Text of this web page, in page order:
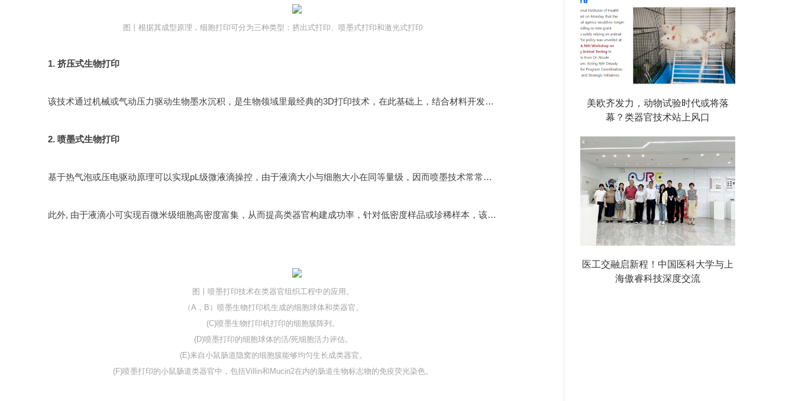
图丨根据其成型原理，细胞打印可分为三种类型：挤出式打印、喷墨式打印和激光式打印
1. 挤压式生物打印
该技术通过机械或气动压力驱动生物墨水沉积，是生物领域里最经典的3D打印技术，在此基础上，结合材料开发有产生了光固化打印、体式打印等等3D打印技术。其优势在于材料兼容性，比如利用不同材料打印管状组织如血管结构等，或以骨类器官为代表的强调刚性应力的器官体外再造；其局限性也非常明显，例如空间分辨率较低（约 100-500μm），比较适合构建较大的模型；蓝光固化过程中产生细胞活性损失（氧自由基等）或高粘度材料导致的高剪切力影响细胞活性等。除构建骨类器官以外，还曾报道利用该方法构建肝、肾脏、脑类器官等。
2. 喷墨式生物打印
基于热气泡或压电驱动原理可以实现pL级微液滴操控，由于液滴大小与细胞大小在同等量级，因而喷墨技术常常被认为可以实现单细胞级高通量操控，常用于单细胞分选或单克隆培养；如果使用喷墨技术构建类器官，在实现均一化类器官批量制备上更有优势，如构建体外小鼠肠道类器官高通量阵列用于药物筛选(见下图A到F)；由于液滴小分辨率高（可以达到1200dpi以上）比较容易实现多细胞高精度的图像化打印，辅助用户构建具有复杂微环境（如免疫、成纤维等细胞）的类器官模型，在文献中用于构建多细胞共培养的三维肺纤维化模型。
此外, 由于液滴小可实现百微米级细胞高密度富集，从而提高类器官构建成功率，针对低密度样品或珍稀样本，该技术具有一定优势。
图丨喷墨打印技术在类器官组织工程中的应用。
（A，B）喷墨生物打印机生成的细胞球体和类器官。
(C)喷墨生物打印机打印的细胞簇阵列。
(D)喷墨打印的细胞球体的活/死细胞活力评估。
(E)来自小鼠肠道隐窝的细胞簇能够均匀生长成类器官。
(F)喷墨打印的小鼠肠道类器官中，包括Villin和Mucin2在内的肠道生物标志物的免疫荧光染色。
美欧齐发力，动物试验时代或将落
幕？类器官技术站上风口
医工交融启新程！中国医科大学与上
海傲睿科技深度交流